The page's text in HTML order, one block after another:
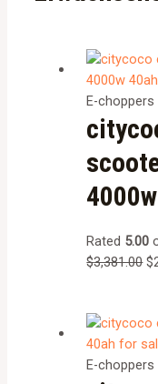
E-choppers
Rated 5.00
$3,381.00 $
E-choppers